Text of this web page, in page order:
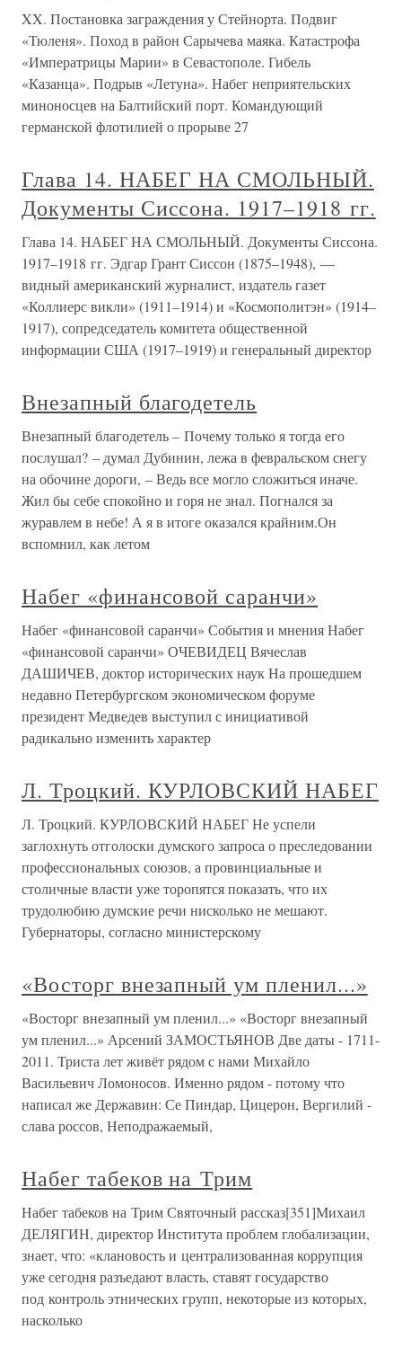
XX. Постановка заграждения у Стейнорта. Подвиг
«Тюленя». Поход в район Сарычева маяка. Катастрофа
«Императрицы Марии» в Севастополе. Гибель
«Казанца». Подрыв «Летуна». Набег неприятельских
миноносцев на Балтийский порт. Командующий
германской флотилией о прорыве 27
Глава 14. НАБЕГ НА СМОЛЬНЫЙ.
Документы Сиссона. 1917–1918 гг.
Глава 14. НАБЕГ НА СМОЛЬНЫЙ. Документы Сиссона.
1917–1918 гг. Эдгар Грант Сиссон (1875–1948), —
видный американский журналист, издатель газет
«Коллиерс викли» (1911–1914) и «Космополитэн» (1914–
1917), сопредседатель комитета общественной
информации США (1917–1919) и генеральный директор
Внезапный благодетель
Внезапный благодетель – Почему только я тогда его
послушал? – думал Дубинин, лежа в февральском снегу
на обочине дороги, – Ведь все могло сложиться иначе.
Жил бы себе спокойно и горя не знал. Погнался за
журавлем в небе! А я в итоге оказался крайним.Он
вспомнил, как летом
Набег «финансовой саранчи»
Набег «финансовой саранчи» События и мнения Набег
«финансовой саранчи» ОЧЕВИДЕЦ Вячеслав
ДАШИЧЕВ, доктор исторических наук На прошедшем
недавно Петербургском экономическом форуме
президент Медведев выступил с инициативой
радикально изменить характер
Л. Троцкий. КУРЛОВСКИЙ НАБЕГ
Л. Троцкий. КУРЛОВСКИЙ НАБЕГ Не успели
заглохнуть отголоски думского запроса о преследовании
профессиональных союзов, а провинциальные и
столичные власти уже торопятся показать, что их
трудолюбию думские речи нисколько не мешают.
Губернаторы, согласно министерскому
«Восторг внезапный ум пленил...»
«Восторг внезапный ум пленил...» «Восторг внезапный
ум пленил...» Арсений ЗАМОСТЬЯНОВ Две даты - 1711-
2011. Триста лет живёт рядом с нами Михайло
Васильевич Ломоносов. Именно рядом - потому что
написал же Державин: Се Пиндар, Цицерон, Вергилий -
слава россов, Неподражаемый,
Набег табеков на Трим
Набег табеков на Трим Святочный рассказ[351]Михаил
ДЕЛЯГИН, директор Института проблем глобализации,
знает, что: «клановость и централизованная коррупция
уже сегодня разъедают власть, ставят государство
под контроль этнических групп, некоторые из которых,
насколько